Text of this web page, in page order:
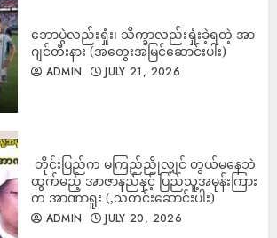
ADMIN
ဘောပွဲလည်းရှုံး၊ သိက္ခာလည်းရှုံးခဲ့ရတဲ့ အာ
ဂျင်တီးနား (အတွေးအမြင်ဆောင်းပါး)
ADMIN JULY 21, 2026
‎ တိုင်းပြည်က မကြည်ညိုလျှင် တွယ်မနေဘဲ
ထွက်မည့် အာဇာနည်နှင့် ပြည်သူ့အမုန်းကြား
က အာဏာရူး (,သတင်းဆောင်းပါး)
ADMIN JULY 20, 2026